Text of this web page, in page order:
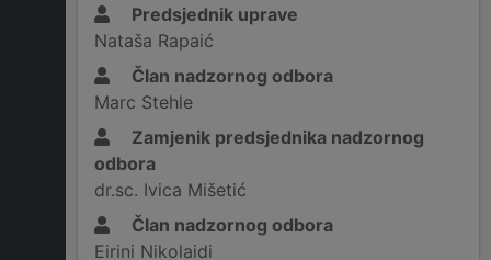
Predsjednik uprave
Nataša Rapaić
Član nadzornog odbora
Marc Stehle
Zamjenik predsjednika nadzornog
odbora
dr.sc. Ivica Mišetić
Član nadzornog odbora
Eirini Nikolaidi